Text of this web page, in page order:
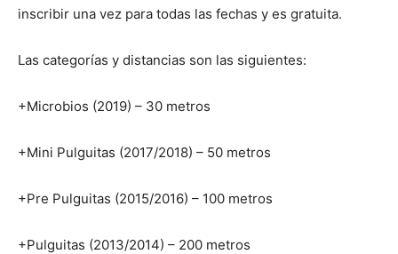
inscribir una vez para todas las fechas y es gratuita.
Las categorías y distancias son las siguientes:
+Microbios (2019) – 30 metros
+Mini Pulguitas (2017/2018) – 50 metros
+Pre Pulguitas (2015/2016) – 100 metros
+Pulguitas (2013/2014) – 200 metros